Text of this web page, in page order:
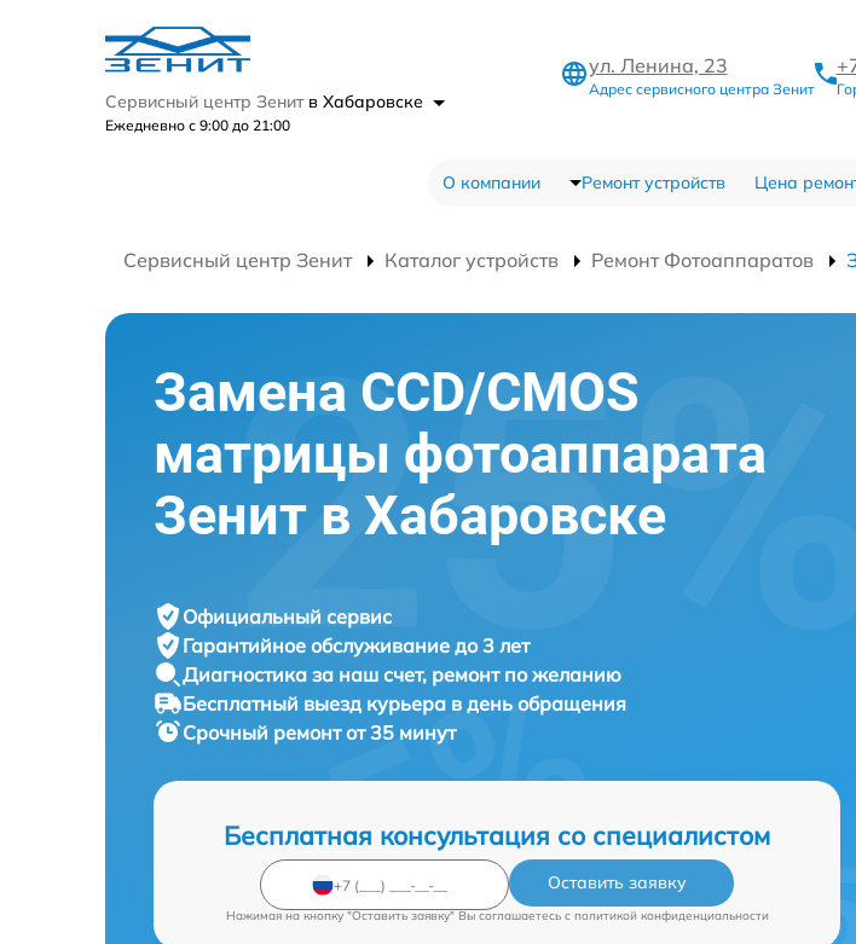
Сервисный центр Зенит в Хабаровске
Ежедневно с 9:00 до 21:00
ул. Ленина, 23
Адрес сервисного центра Зенит
О компании Ремонт устройств Цена
Сервисный центр Зенит Каталог устройств Ремонт Фотоаппаратов
Замена CCD/CMOS
матрицы фотоаппарата
Зенит в Хабаровске
Официальный сервис
Гарантийное обслуживание до 3 лет
Диагностика за наш счет, ремонт по желанию
Бесплатный выезд курьера в день обращения
Срочный ремонтот 35 минут
Бесплатная консультация со специалистом
Оставить заявку
Нажимая на кнопку "Оставить заявку" Вы соглашаетесь c политикой конфиденциальности